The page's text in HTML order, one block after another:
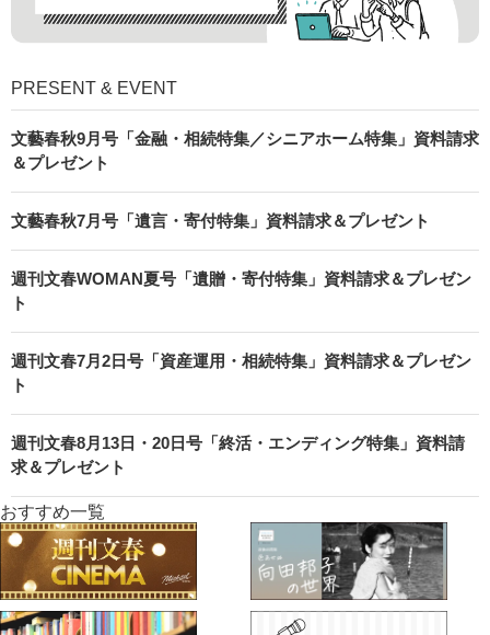
PRESENT & EVENT
文藝春秋9月号「金融・相続特集／シニアホーム特集」資料請求
＆プレゼント
文藝春秋7月号「遺言・寄付特集」資料請求＆プレゼント
週刊文春WOMAN夏号「遺贈・寄付特集」資料請求＆プレゼン
ト
週刊文春7月2日号「資産運用・相続特集」資料請求＆プレゼン
ト
週刊文春8月13日・20日号「終活・エンディング特集」資料請
求＆プレゼント
おすすめ一覧